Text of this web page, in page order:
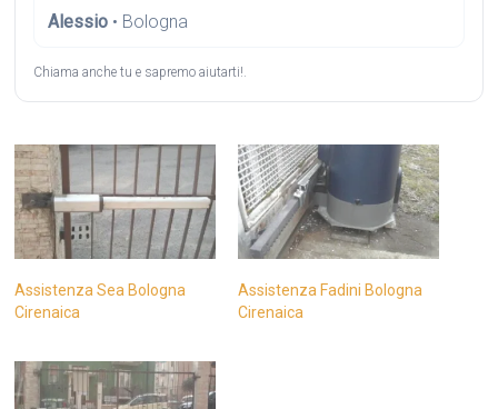
Alessio • Bologna
Chiama anche tu e sapremo aiutarti!.
Assistenza Sea Bologna
Cirenaica
Assistenza Fadini Bologna
Cirenaica